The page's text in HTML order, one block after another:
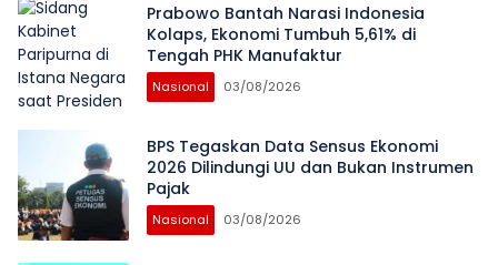
Prabowo Bantah Narasi Indonesia
Kolaps, Ekonomi Tumbuh 5,61% di
Tengah PHK Manufaktur
Nasional 03/08/2026
BPS Tegaskan Data Sensus Ekonomi
2026 Dilindungi UU dan Bukan Instrumen
Pajak
Nasional 03/08/2026